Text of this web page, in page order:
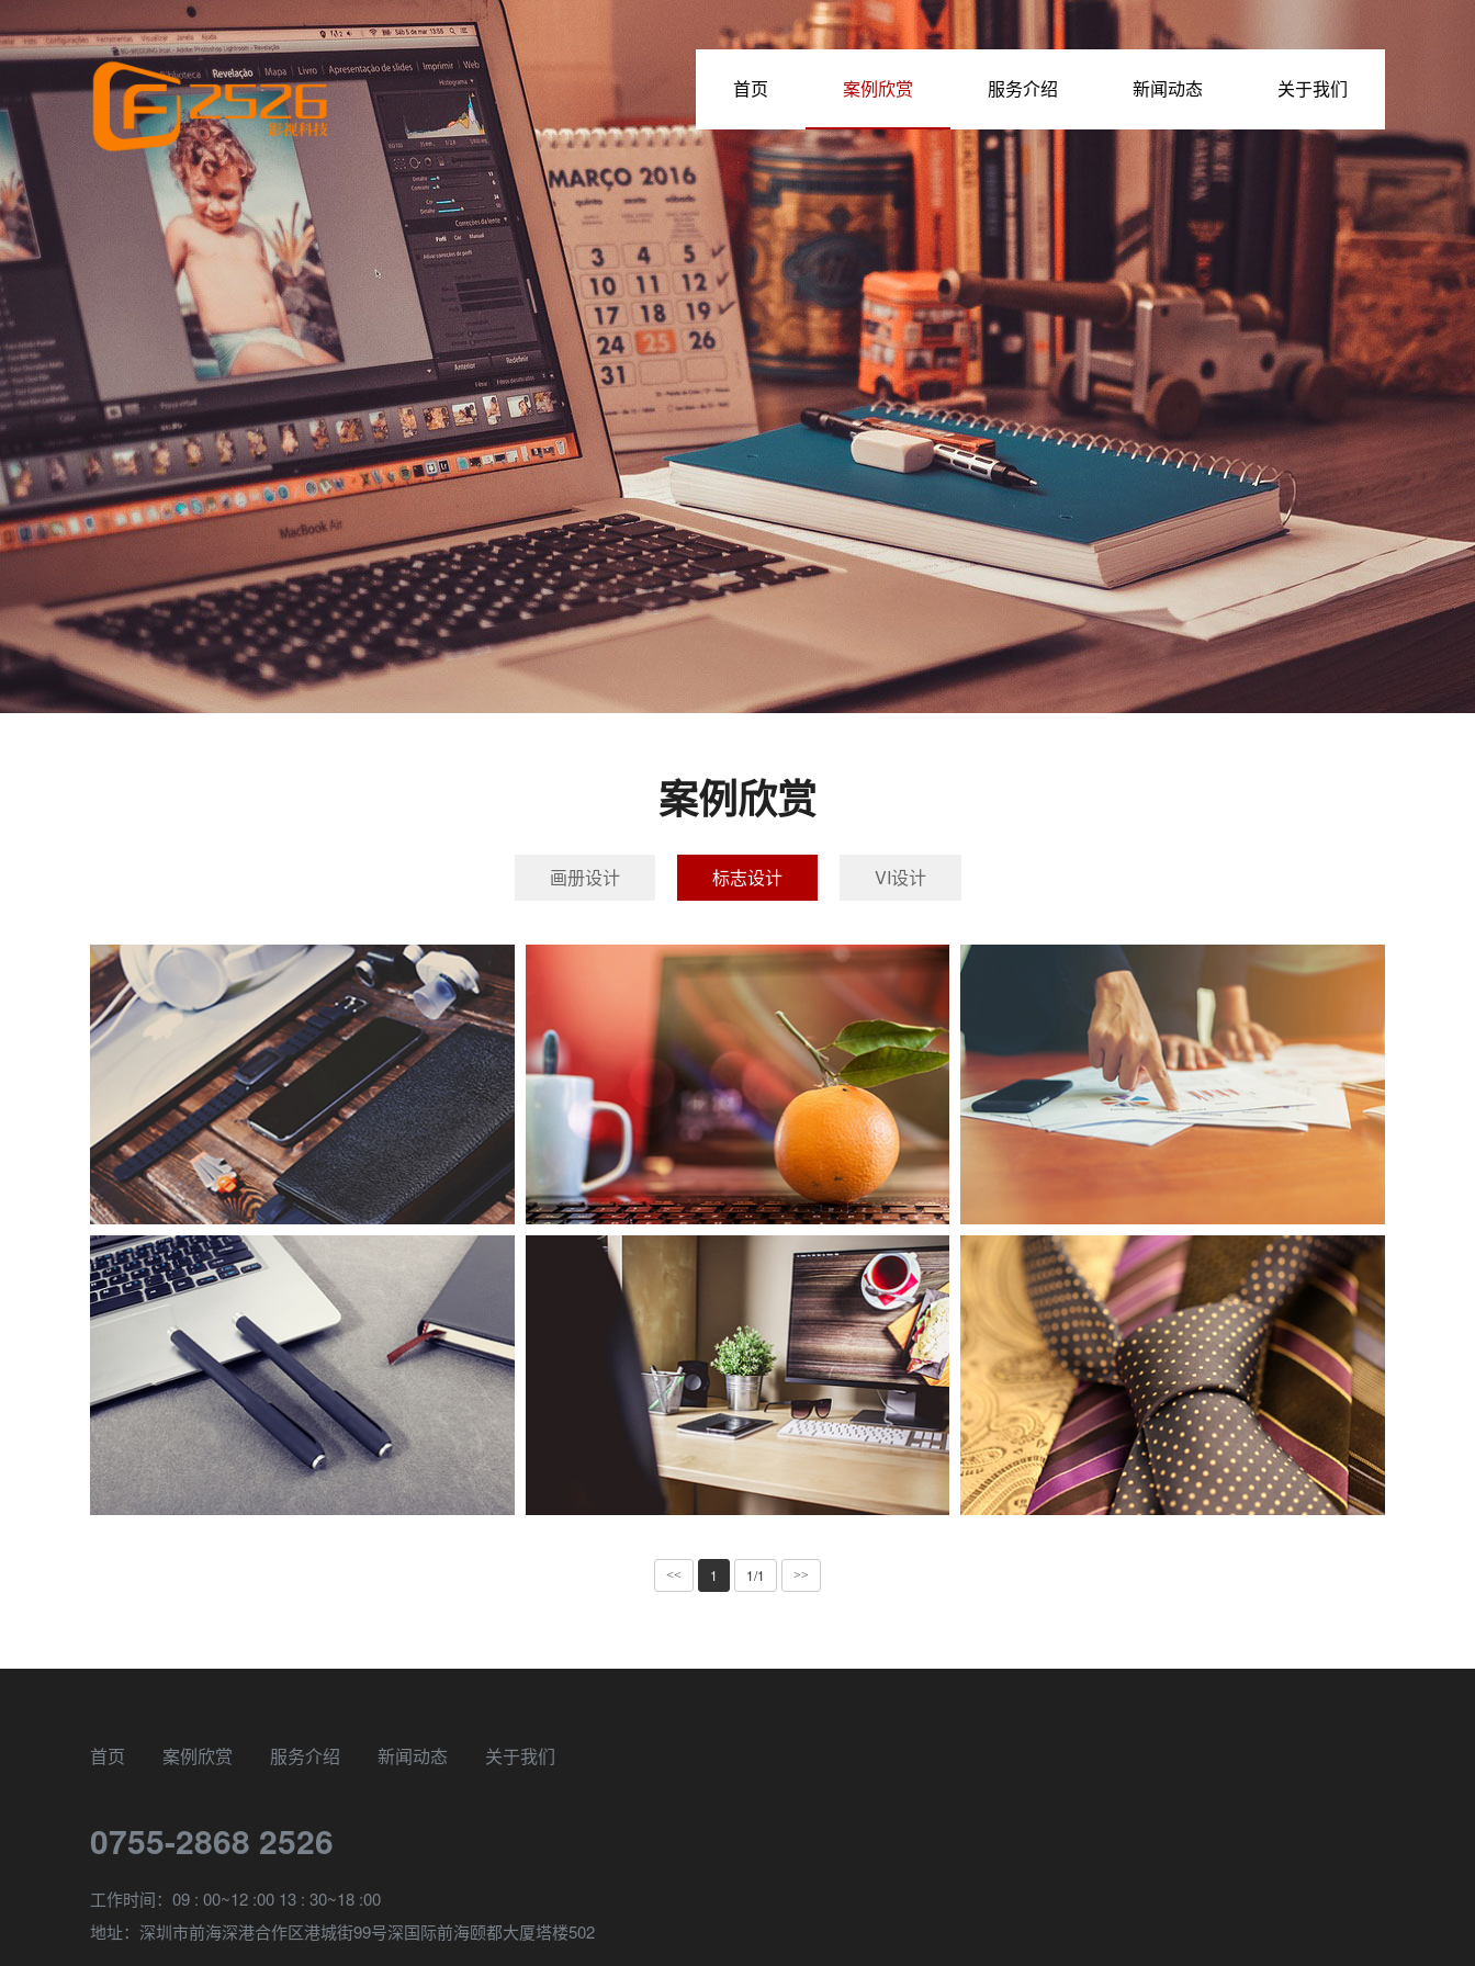
首页 案例欣赏 服务介绍 新闻动态 关于我们
案例欣赏
画册设计 标志设计 VI设计
标志设计006 标志设计005 标志设计004
标志设计003 标志设计002 标志设计001
<< 1 1/1 >>
首页 案例欣赏 服务介绍 新闻动态 关于我们
0755-2868 2526
工作时间：09 : 00~12 :00 13 : 30~18 :00
地址：深圳市前海深港合作区港城街99号深国际前海颐都大厦塔楼502